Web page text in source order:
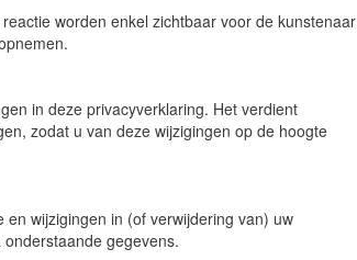
worden enkel zichtbaar voor de kunstenaar
in deze privacyverklaring. Het verdient
zodat u van deze wijzigingen op de hoogte
wijzigingen in (of verwijdering van) uw
gegevens.